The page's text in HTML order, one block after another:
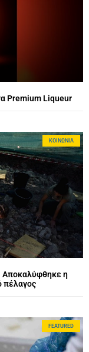
Premium Liqueur
ΚΟΙΝΩΝΊΑ
Αποκαλύφθηκε η
πέλαγος
FEATURED